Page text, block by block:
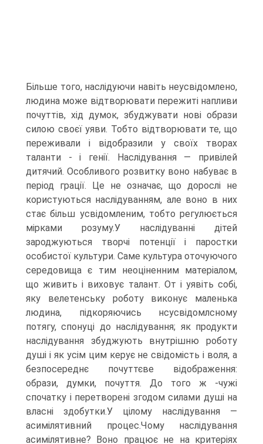
Більше того, наслідуючи навіть неусвідомлено,
людина може відтворювати пережиті напливи
почуттів, хід думок, збуджувати нові образи
силою своєї уяви. Тобто відтворювати те, що
переживали і відобразили у своїх творах
таланти - і генії. Наслідування — привілей
дитячий. Особливого розвитку воно набуває в
період грації. Це не означає, що дорослі не
користуються наслідуванням, але воно в них
стає більш усвідомленим, тобто регулюється
мірками розуму.У наслідуванні дітей
зароджуються творчі потенції і паростки
особистої культури. Саме культура оточуючого
середовища є тим неоціненним матеріалом,
що живить і виховує талант. От і уявіть собі,
яку велетенську роботу виконує маленька
людина, підкоряючись нсусвідомлсному
потягу, спонуці до наслідування; як продукти
наслідування збуджують внутрішню роботу
душі і як усім цим керує не свідомість і воля, а
безпосереднє почуттєве відображення:
образи, думки, почуття. До того ж -чужі
спочатку і перетворені згодом силами душі на
власні здобутки.У цілому наслідування —
асимілятивний процес.Чому наслідування
асимілятивне? Воно працює не на критеріях